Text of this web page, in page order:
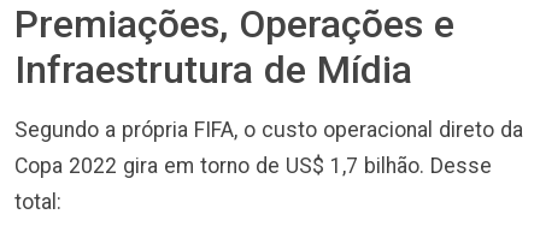
Premiações, Operações e
Infraestrutura de Mídia
Segundo a própria FIFA, o custo operacional direto da
Copa 2022 gira em torno de US$ 1,7 bilhão. Desse
total: